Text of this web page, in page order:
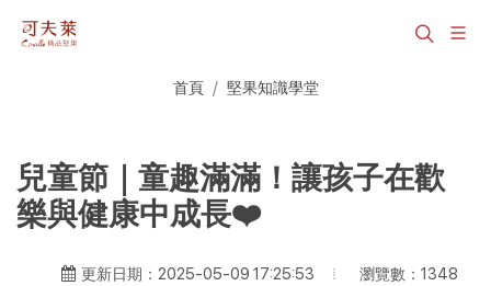
首頁 堅果知識學堂
兒童節｜童趣滿滿！讓孩子在歡
樂與健康中成長❤️
更新日期：2025-05-09 17:25:53 瀏覽數：1348